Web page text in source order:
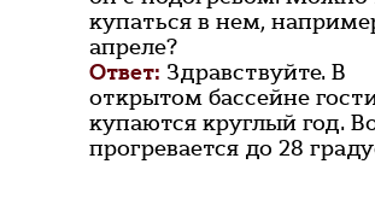
купаться в нем,
апреле?
Ответ: Здравствуйте. В
открытом бассейне
купаются круглый год.
прогревается до 28